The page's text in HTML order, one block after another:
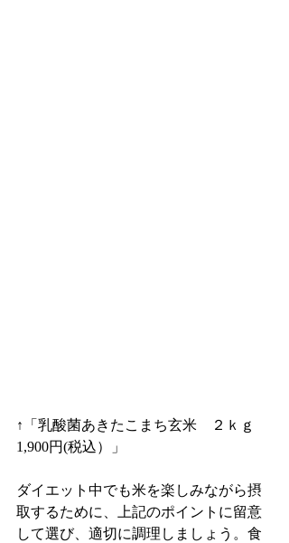
↑「乳酸菌あきたこまち玄米　２ｋｇ
1,900円(税込）」
ダイエット中でも米を楽しみながら摂
取するために、上記のポイントに留意
して選び、適切に調理しましょう。食